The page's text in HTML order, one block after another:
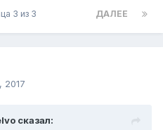
ДАЛЕЕ
3 из 3
2017
сказал: